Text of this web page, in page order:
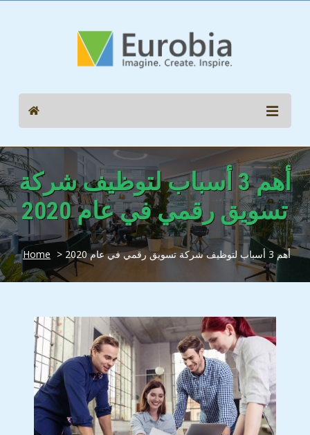
أهم 3 أسباب لتوظيف شركة
تسويق رقمي في عام 2020
Home > أهم 3 أسباب لتوظيف شركة تسويق رقمي في عام 2020